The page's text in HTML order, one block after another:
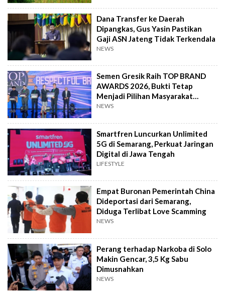
Dana Transfer ke Daerah
Dipangkas, Gus Yasin Pastikan
Gaji ASN Jateng Tidak Terkendala
NEWS
Semen Gresik Raih TOP BRAND
AWARDS 2026, Bukti Tetap
Menjadi Pilihan Masyarakat
Indonesia
NEWS
Smartfren Luncurkan Unlimited
5G di Semarang, Perkuat Jaringan
Digital di Jawa Tengah
LIFESTYLE
Empat Buronan Pemerintah China
Dideportasi dari Semarang,
Diduga Terlibat Love Scamming
NEWS
Perang terhadap Narkoba di Solo
Makin Gencar, 3,5 Kg Sabu
Dimusnahkan
NEWS